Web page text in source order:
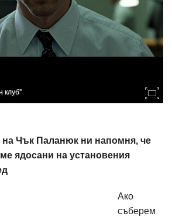
клуб"
на Чък Паланюк ни напомня, че
ядосани на установения
Ако
съберем